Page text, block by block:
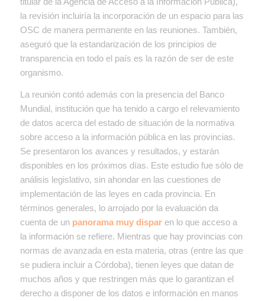
la revisión incluiría la incorporación de un espacio para las
OSC de manera permanente en las reuniones. También,
aseguró que la estandarización de los principios de
transparencia en todo el país es la razón de ser de este
organismo.
La reunión contó además con la presencia del Banco
Mundial, institución que ha tenido a cargo el relevamiento
de datos acerca del estado de situación de la normativa
sobre acceso a la información pública en las provincias.
Se presentaron los avances y resultados, y estarán
disponibles en los próximos días. Este estudio fue sólo de
análisis legislativo, sin ahondar en las cuestiones de
implementación de las leyes en cada provincia. En
términos generales, lo arrojado por la evaluación da
cuenta de un panorama muy disparen lo que acceso a
la información se refiere. Mientras que hay provincias con
normas de avanzada en esta materia, otras (entre las que
se pudiera incluir a Córdoba), tienen leyes que datan de
muchos años y que restringen más que lo garantizan el
derecho a disponer de los datos e información en manos